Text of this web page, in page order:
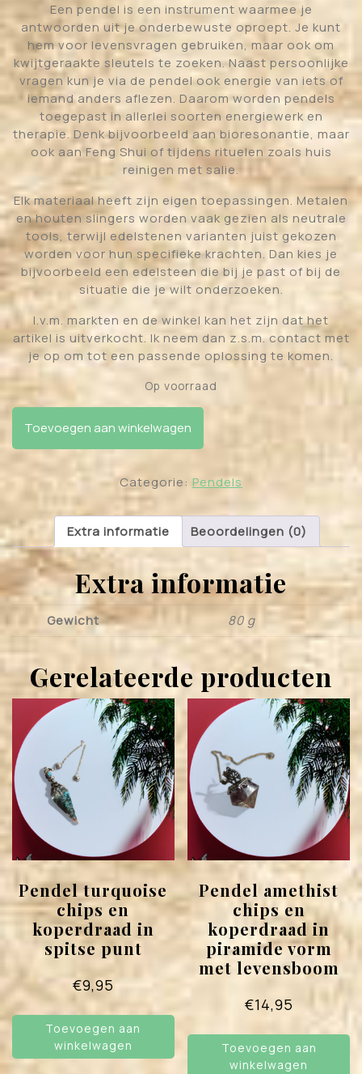
Een pendel is een instrument waarmee je
antwoorden uit je onderbewuste oproept. Je kunt
hem voor levensvragen gebruiken, maar ook om
kwijtgeraakte sleutels te zoeken. Naast persoonlijke
vragen kun je via de pendel ook energie van iets of
iemand anders aflezen. Daarom worden pendels
toegepast in allerlei soorten energiewerk en
therapie. Denk bijvoorbeeld aan bioresonantie, maar
ook aan Feng Shui of tijdens rituelen zoals huis
reinigen met salie.
Elk materiaal heeft zijn eigen toepassingen. Metalen
en houten slingers worden vaak gezien als neutrale
tools, terwijl edelstenen varianten juist gekozen
worden voor hun specifieke krachten. Dan kies je
bijvoorbeeld een edelsteen die bij je past of bij de
situatie die je wilt onderzoeken.
I.v.m. markten en de winkel kan het zijn dat het
artikel is uitverkocht. Ik neem dan z.s.m. contact met
je op om tot een passende oplossing te komen.
Op voorraad
Pendel met 7 chakra kralen en opgewerkte punt
aantal
Toevoegen aan winkelwagen
Categorie: Pendels
Extra informatie Beoordelingen (0)
Extra informatie
Gewicht 80 g
Gerelateerde producten
Pendel turquoise
chips en
koperdraad in
spitse punt
€9,95
Toevoegen aan
winkelwagen
Pendel amethist
chips en
koperdraad in
piramide vorm
met levensboom
€14,95
Toevoegen aan
winkelwagen